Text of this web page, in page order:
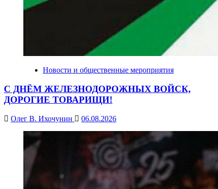
Новости и общественные мероприятия
С ДНЁМ ЖЕЛЕЗНОДОРОЖНЫХ ВОЙСК,
ДОРОГИЕ ТОВАРИЩИ!
Олег В. Ихочунин 06.08.2026